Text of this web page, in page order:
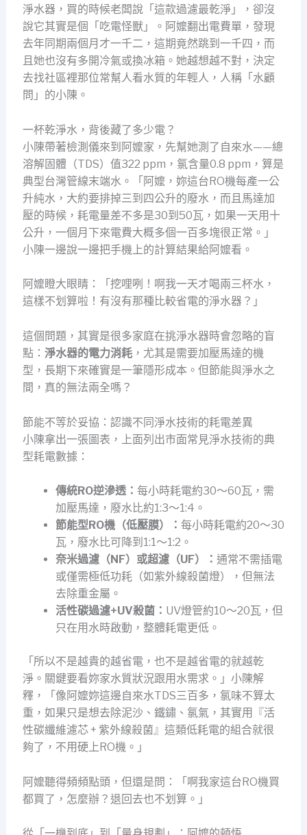
淨水器，買的時候老闆說「這款過濾最乾淨」，卻沒
說它其實是個「吃電怪獸」。阿嬤翻出電費單，發現
去年同期兩個月才一千二，這期竟然跳到一千四，而
且她也沒有多開冷氣或換冰箱。她越想越不對，決定
去找社區裡那位常幫人看水質的年輕人，人稱「水顧
問」的小陳。
一杯乾淨水，背後藏了多少電？
小陳帶著檢測儀來到阿嬤家，先幫她測了自來水——總
溶解固體（TDS）值322 ppm，氯含量0.8 ppm，算是
典型台灣管線末端水。「阿嬤，妳這台RO機每產一公
升純水，大約要排掉三到四公升的廢水，而且馬達加
壓的時候，耗電量差不多是30到50瓦，如果一天用十
公升，一個月下來電費大概多個一百多塊很正常。」
小陳一邊說一邊把手機上的計算結果給阿嬤看。
阿嬤瞪大眼睛：「挖哩咧！啊我一天才喝兩三杯水，
這樣不划算啦！有沒有那種比較省電的淨水器？」
這個問題，其實是很多家庭在挑淨水器時會忽略的盲
點： 淨水器的電力消耗，尤其是需要加壓馬達的機
型，長期下來確實是一筆隱形成本。但節能與淨水之
間，真的無法兩全嗎？
節能不等於妥協：認識不同淨水技術的耗電差異
小陳拿出一張圖表，上面列出市面常見淨水技術的典
型耗電數據：
傳統RO逆滲透： 每小時耗電約30～60瓦，需
加壓馬達，廢水比約1:3～1:4。
節能型RO機（低壓膜）： 每小時耗電約20～30
瓦，廢水比可降到1:1～1:2。
奈米過濾（NF）或超濾（UF）： 通常不需插電
或僅需極低功耗（如紫外線殺菌燈），但無法
去除重金屬。
活性碳過濾+UV殺菌： UV燈管約10～20瓦，但
只在用水時啟動，整體耗電更低。
「所以不是越貴的越省電，也不是越省電的就越乾
淨。關鍵要看妳家水質狀況跟用水需求。」小陳解
釋，「像阿嬤妳這邊自來水TDS三百多，氯味不算太
重，如果只是想去除泥沙、鐵鏽、氯氣，其實用『活
性碳纖維濾芯 + 紫外線殺菌』這類低耗電的組合就很
夠了，不用硬上RO機。」
阿嬤聽得頻頻點頭，但還是問：「啊我家這台RO機買
都買了，怎麼辦？退回去也不划算。」